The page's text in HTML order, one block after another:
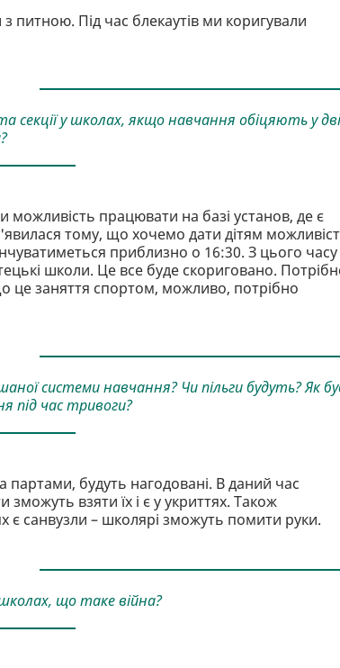
питною. Під час блекаутів ми коригували
у школах, якщо навчання обіцяють у дві
працювати на базі установ, де є
тому, що хочемо дати дітям
приблизно о 16:30. З цього часу
школи. Це все буде скориговано.
це заняття спортом, можливо, потрібно
системи навчання? Чи пільги будуть? Як
під час тривоги?
партами, будуть нагодовані. В даний час
зможуть взяти їх і є у укриттях. Також
є санвузли – школярі зможуть помити руки.
що таке війна?